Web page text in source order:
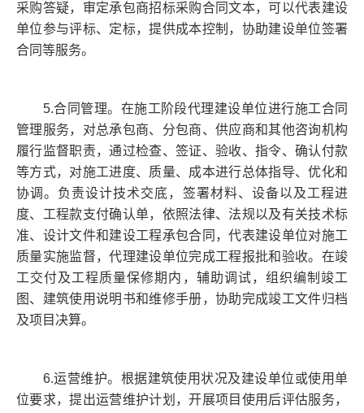
采购答疑，审定承包商招标采购合同文本，可以代表建设
单位参与评标、定标，提供成本控制，协助建设单位签署
合同等服务。
5.合同管理。在施工阶段代理建设单位进行施工合同
管理服务，对总承包商、分包商、供应商和其他咨询机构
履行监督职责，通过检查、签证、验收、指令、确认付款
等方式，对施工进度、质量、成本进行总体指导、优化和
协调。负责设计技术交底，签署材料、设备以及工程进
度、工程款支付确认单，依照法律、法规以及有关技术标
准、设计文件和建设工程承包合同，代表建设单位对施工
质量实施监督，代理建设单位完成工程报批和验收。在竣
工交付及工程质量保修期内，辅助调试，组织编制竣工
图、建筑使用说明书和维修手册，协助完成竣工文件归档
及项目决算。
6.运营维护。根据建筑使用状况及建设单位或使用单
位要求，提出运营维护计划，开展项目使用后评估服务，